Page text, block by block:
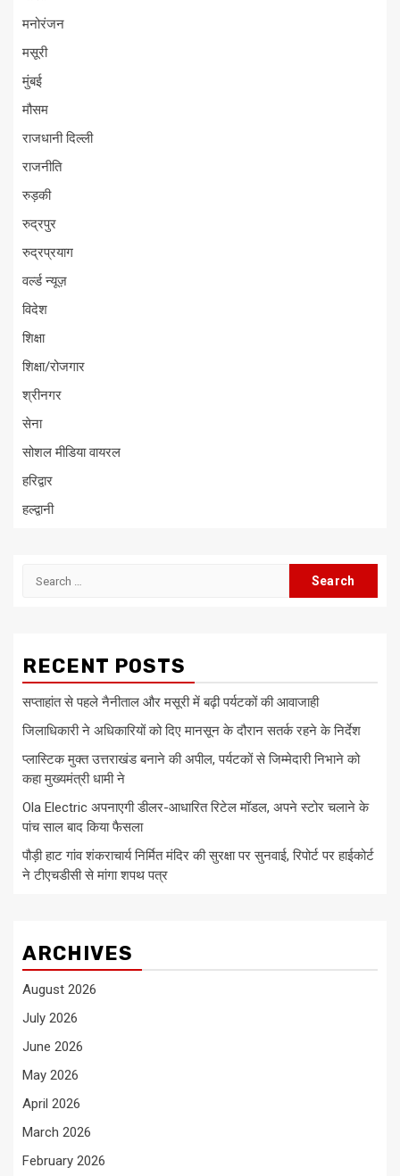
मनोरंजन
मसूरी
मुंबई
मौसम
राजधानी दिल्ली
राजनीति
रुड़की
रुद्रपुर
रुद्रप्रयाग
वर्ल्ड न्यूज़
विदेश
शिक्षा
शिक्षा/रोजगार
श्रीनगर
सेना
सोशल मीडिया वायरल
हरिद्वार
हल्द्वानी
Search
RECENT POSTS
सप्ताहांत से पहले नैनीताल और मसूरी में बढ़ी पर्यटकों की आवाजाही
जिलाधिकारी ने अधिकारियों को दिए मानसून के दौरान सतर्क रहने के निर्देश
प्लास्टिक मुक्त उत्तराखंड बनाने की अपील, पर्यटकों से जिम्मेदारी निभाने को
कहा मुख्यमंत्री धामी ने
Ola Electric अपनाएगी डीलर-आधारित रिटेल मॉडल, अपने स्टोर चलाने के
पांच साल बाद किया फैसला
पौड़ी हाट गांव शंकराचार्य निर्मित मंदिर की सुरक्षा पर सुनवाई, रिपोर्ट पर हाईकोर्ट
ने टीएचडीसी से मांगा शपथ पत्र
ARCHIVES
August 2026
July 2026
June 2026
May 2026
April 2026
March 2026
February 2026